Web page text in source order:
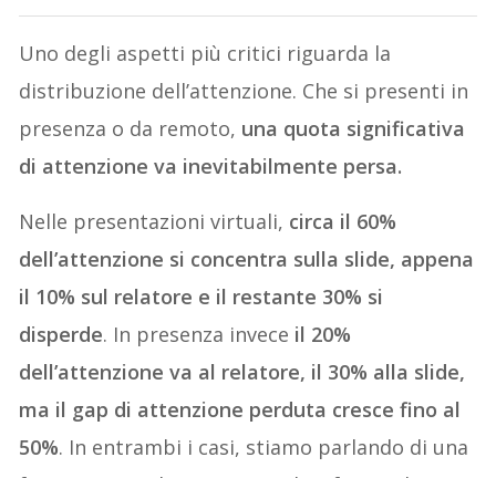
Uno degli aspetti più critici riguarda la
distribuzione dell’attenzione. Che si presenti in
presenza o da remoto, una quota significativa
di attenzione va inevitabilmente persa.
Nelle presentazioni virtuali, circa il 60%
dell’attenzione si concentra sulla slide, appena
il 10% sul relatore e il restante 30% si
disperde. In presenza invece il 20%
dell’attenzione va al relatore, il 30% alla slide,
ma il gap di attenzione perduta cresce fino al
50%. In entrambi i casi, stiamo parlando di una